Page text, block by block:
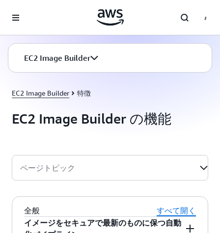
EC2 Image Builder
EC2 Image Builder 特徴
EC2 Image Builder の機能
ページトピック
全般
すべて開く
イメージをセキュアで最新のものに保つ自動